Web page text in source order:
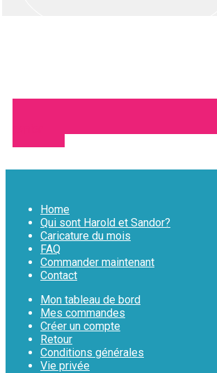
Home
Qui sont Harold et Sandor?
Caricature du mois
FAQ
Commander maintenant
Contact
Mon tableau de bord
Mes commandes
Créer un compte
Retour
Conditions générales
Vie privée